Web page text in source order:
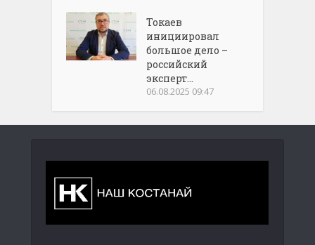
Токаев
инициировал
большое дело –
российский
эксперт...
06.08.2025 09:47